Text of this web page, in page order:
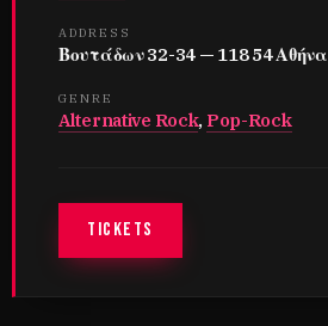
ADDRESS
Βουτάδων 32-34 — 118 54 Αθήνα
GENRE
Alternative Rock, Pop-Rock
TICKETS